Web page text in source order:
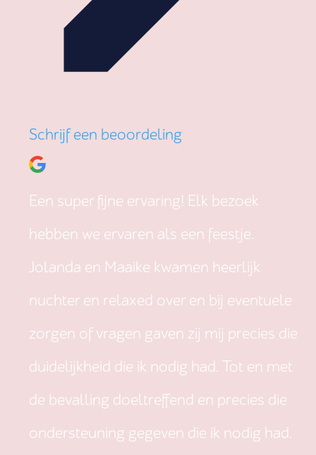
Schrijf een beoordeling
Een super fijne ervaring! Elk bezoek
hebben we ervaren als een feestje.
Jolanda en Maaike kwamen heerlijk
nuchter en relaxed over en bij eventuele
zorgen of vragen gaven zij mij precies die
duidelijkheid die ik nodig had. Tot en met
de bevalling doeltreffend en precies die
ondersteuning gegeven die ik nodig had.